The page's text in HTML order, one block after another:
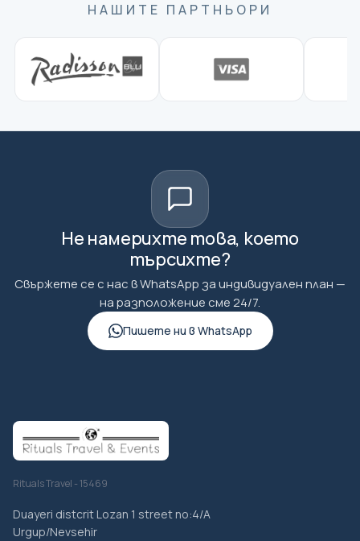
НАШИТЕ ПАРТНЬОРИ
Не намерихте това, което
търсихте?
Свържете се с нас в WhatsApp за индивидуален план —
на разположение сме 24/7.
Пишете ни в WhatsApp
Rituals Travel - 15469
Duayeri distcrit Lozan 1 street no:4/A
Urgup/Nevsehir